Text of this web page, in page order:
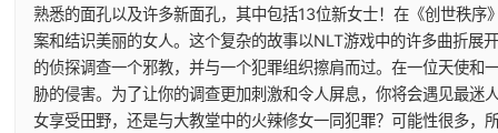
熟悉的面孔以及许多新面孔，其中包括13位新女士！在《创世秩
案和结识美丽的女人。这个复杂的故事以NLT游戏中的许多曲折展
的侦探调查一个邪教，并与一个犯罪组织擦肩而过。在一位天使
胁的侵害。为了让你的调查更加刺激和令人屏息，你将会遇见最
女享受田野，还是与大教堂中的火辣修女一同犯罪？可能性很多，